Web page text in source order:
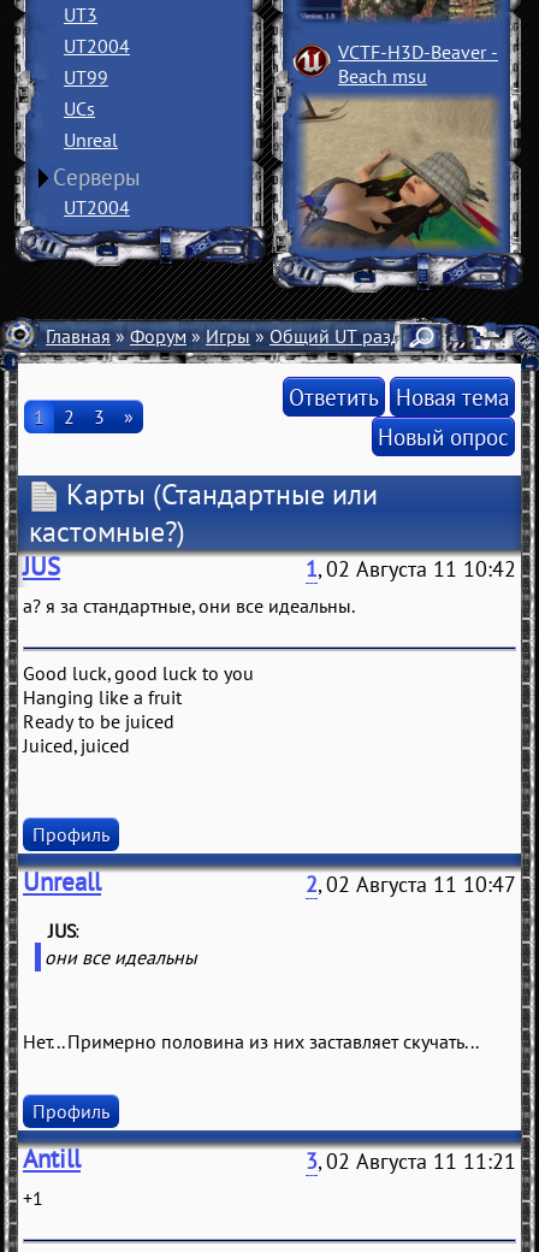
UT3
UT2004
UT99
UCs
Unreal
Серверы
UT2004
VCTF-H3D-Beaver ­
Beach msu
Главная»Форум»Игры»Общий UT раздел» Карты
1 2 3 »
Ответить Новая тема
Новый опрос
Карты (Стандартные или
кастомные?)
JUS 1, 02 Августа 11 10:42
а? я за стандартные, они все идеальны.
Good luck, good luck to you
Hanging like a fruit
Ready to be juiced
Juiced, juiced
Профиль
Unreall 2, 02 Августа 11 10:47
(JUS
они все идеальны
Нет... Примерно половина из них заставляет скучать...
Профиль
Antill 3, 02 Августа 11 11:21
+1